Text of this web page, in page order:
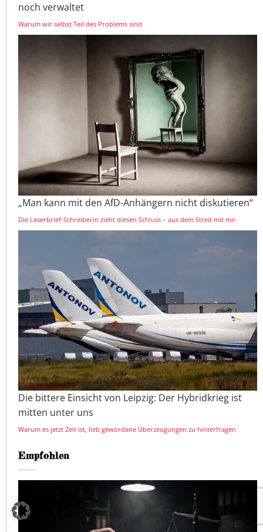
noch verwaltet
Warum wir selbst Teil des Problems sind
„Man kann mit den AfD-Anhängern nicht diskutieren“
Die Leserbrief-Schreiberin zieht diesen Schluss – aus dem Streit mit mir
Die bittere Einsicht von Leipzig: Der Hybridkrieg ist
mitten unter uns
Warum es jetzt Zeit ist, lieb gewordene Überzeugungen zu hinterfragen
Empfohlen